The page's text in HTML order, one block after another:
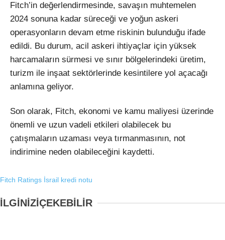
Fitch’in değerlendirmesinde, savaşın muhtemelen
2024 sonuna kadar süreceği ve yoğun askeri
operasyonların devam etme riskinin bulunduğu ifade
edildi. Bu durum, acil askeri ihtiyaçlar için yüksek
harcamaların sürmesi ve sınır bölgelerindeki üretim,
turizm ile inşaat sektörlerinde kesintilere yol açacağı
anlamına geliyor.
Son olarak, Fitch, ekonomi ve kamu maliyesi üzerinde
önemli ve uzun vadeli etkileri olabilecek bu
çatışmaların uzaması veya tırmanmasının, not
indirimine neden olabileceğini kaydetti.
Fitch Ratings İsrail kredi notu
İLGİNİZİÇEKEBİLİR